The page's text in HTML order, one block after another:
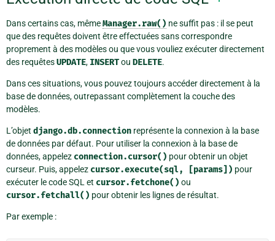
Dans certains cas, mêmeManager.raw() ne suffit pas : il se peut
que des requêtes doivent être effectuées sans correspondre
proprement à des modèles ou que vous vouliez exécuter directement
des requêtesUPDATE, INSERTou DELETE.
Dans ces situations, vous pouvez toujours accéder directement à la
base de données, outrepassant complètement la couche des
modèles.
L’objet django.db.connection représente la connexion à la base
de données par défaut. Pour utiliser la connexion à la base de
données, appelez connection.cursor() pour obtenir un objet
curseur. Puis, appelez cursor.execute(sql, [params]) pour
exécuter le code SQL et cursor.fetchone() ou
cursor.fetchall() pour obtenir les lignes de résultat.
Par exemple :